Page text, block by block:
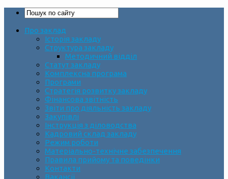
Про заклад
Історія закладу
Структура закладу
Методичний відділ
Статут закладу
Комплексна програма
Програми
Стратегія розвитку закладу
Фінансова звітність
Звіти про діяльність закладу
Закупівлі
Інструкція з діловодства
Кадровий склад закладу
Режим роботи
Матеріально-технічне забезпечення
Правила прийому та поведінки
Контакти
Вакансії